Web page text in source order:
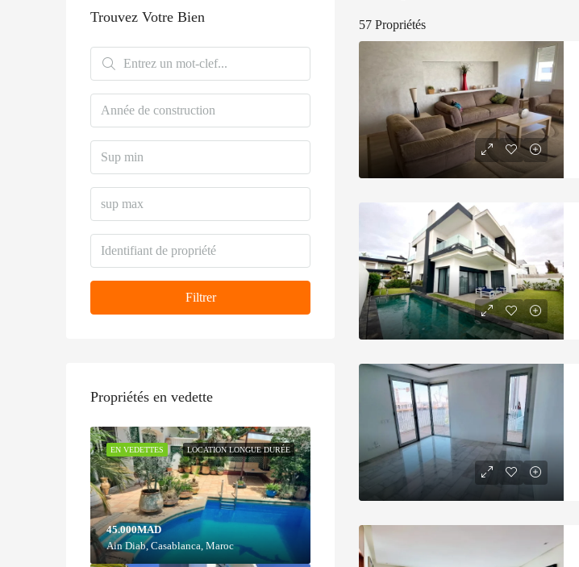
57 Propriétés
Trouvez Votre Bien
Filtrer
Propriétés en vedette
LOCATION LONGUE DURÉE
EN VEDETTES
45.000MAD
Ain Diab, Casablanca, Maroc